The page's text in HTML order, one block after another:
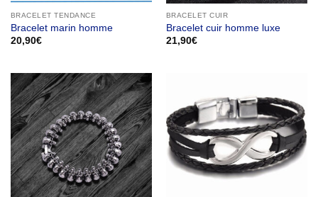
BRACELET TENDANCE
Bracelet marin homme
20,90€
BRACELET CUIR
Bracelet cuir homme luxe
21,90€